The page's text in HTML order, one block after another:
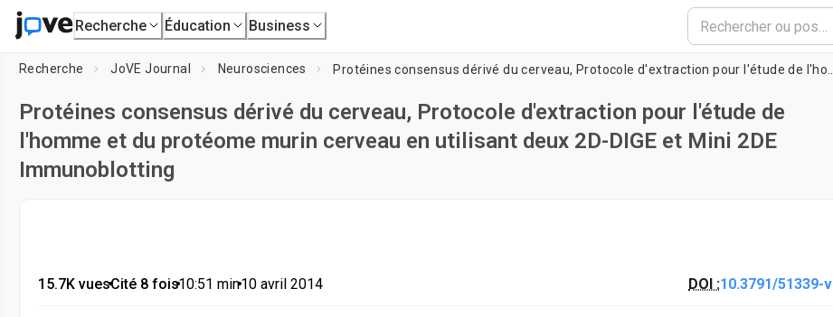
Recherche Éducation Business
Recherche JoVE Journal Neurosciences
Protéines consensus dérivé du cerveau, Protocole d'extraction pour l'étude de
l'homme et du protéome murin cerveau en utilisant deux 2D-DIGE et Mini 2DE
Immunoblotting
15.7K vues•Cité 8 fois•10:51 min•10 avril 2014 DOI :10.3791/51339-v